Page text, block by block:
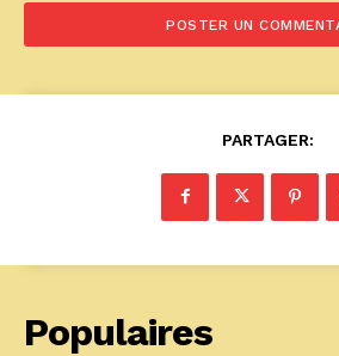
PARTAGER:
Populaires